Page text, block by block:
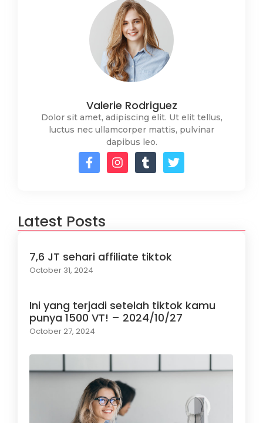
Valerie Rodriguez
Dolor sit amet, adipiscing elit. Ut elit tellus,
luctus nec ullamcorper mattis, pulvinar
dapibus leo.
Latest Posts
7,6 JT sehari affiliate tiktok
October 31, 2024
Ini yang terjadi setelah tiktok kamu
punya 1500 VT! – 2024/10/27
October 27, 2024